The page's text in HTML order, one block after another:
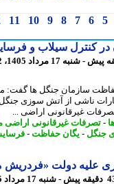
6
7
8
9
10
11
12
سیلاب و
سازمان جنگل ها گفت:
از آتش سوزی جنگل ها و
غیرقانونی اراضی ...
غیرقانونی اراضی ملی
-یگان حفاظت-فرسایش
دولت «فردریش